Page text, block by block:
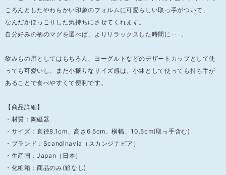
ころんとしたやわらかい印象のフォルムに可愛らしい取っ手がついて、
なんだかほっこりした気持ちにさせてくれます。
自分好みの柄のマグを選べば、よりリラックスした時間に･･･。
飲みもの用としてはもちろん、ヨーグルトなどのデザートカップとして使
っても可愛いし、また小振りなサイズ感は、小鉢として使っても持ち手が
あることで食べやすくて便利です。
【商品詳細】
・材質：陶磁器
・サイズ：直径8.1cm、高さ6.5cm、横幅、10.5cm(取っ手含む)
・ブランド：Scandinavia（スカンジナビア）
・生産国：Japan（日本）
・化粧箱：商品のみ(箱なし)